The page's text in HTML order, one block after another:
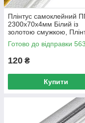
Плінтус самоклейний
2300х70х4мм Білий із
золотою смужкою,
Білий 70 мм для
робіт
Готово до відправки
120 ₴
Купити